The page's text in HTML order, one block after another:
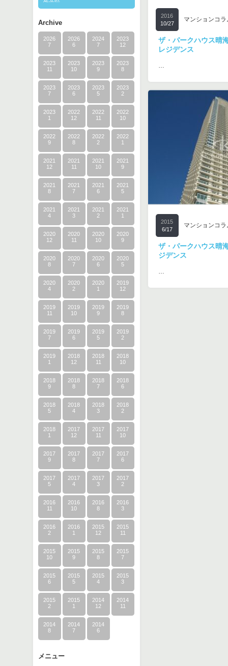
Archive
2026
7
2026
6
2024
7
2023
12
2023
11
2023
10
2023
9
2023
8
2023
7
2023
6
2023
5
2023
2
2023
1
2022
12
2022
11
2022
10
2022
9
2022
8
2022
2
2022
1
2021
12
2021
11
2021
10
2021
9
2021
8
2021
7
2021
6
2021
5
2021
4
2021
3
2021
2
2021
1
2020
12
2020
11
2020
10
2020
9
2020
8
2020
7
2020
6
2020
5
2020
4
2020
2
2020
1
2019
12
2019
11
2019
10
2019
9
2019
8
2019
7
2019
6
2019
5
2019
2
2019
1
2018
12
2018
11
2018
10
2018
9
2018
8
2018
7
2018
6
2018
5
2018
4
2018
3
2018
2
2018
1
2017
12
2017
11
2017
10
2017
9
2017
8
2017
7
2017
6
2017
5
2017
4
2017
3
2017
2
2016
11
2016
10
2016
8
2016
3
2016
2
2016
1
2015
12
2015
11
2015
10
2015
9
2015
8
2015
7
2015
6
2015
5
2015
4
2015
3
2015
2
2015
1
2014
12
2014
11
2014
8
2014
7
2014
6
メニュー
2016
10/27
マンションコラ
ザ・パークハウス晴
レジデンス
…
2015
6/17
マンションコラ
ザ・パークハウス晴
ジデンス
…